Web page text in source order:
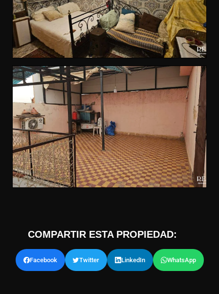
COMPARTIR ESTA PROPIEDAD:
Facebook Twitter LinkedIn WhatsApp